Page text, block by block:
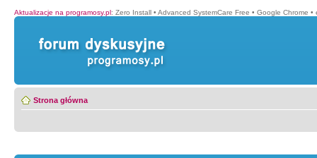
Aktualizacje na programosy.pl: Zero Install • Advanced SystemCare Free • Google Chrome •
Strona główna